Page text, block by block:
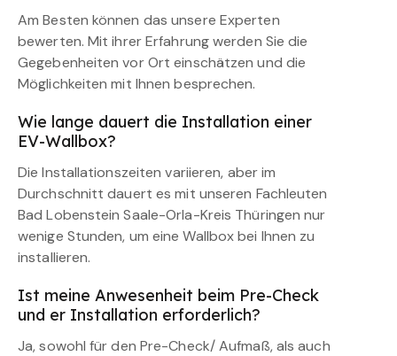
Am Besten können das unsere Experten
bewerten. Mit ihrer Erfahrung werden Sie die
Gegebenheiten vor Ort einschätzen und die
Möglichkeiten mit Ihnen besprechen.
Wie lange dauert die Installation einer
EV-Wallbox?
Die Installationszeiten variieren, aber im
Durchschnitt dauert es mit unseren Fachleuten
Bad Lobenstein Saale-Orla-Kreis Thüringen nur
wenige Stunden, um eine Wallbox bei Ihnen zu
installieren.
Ist meine Anwesenheit beim Pre-Check
und er Installation erforderlich?
Ja, sowohl für den Pre-Check/ Aufmaß, als auch